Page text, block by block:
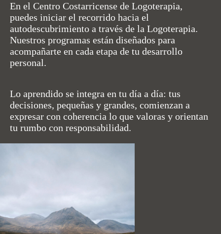
En el Centro Costarricense de Logoterapia,
puedes iniciar el recorrido hacia el
autodescubrimiento a través de la Logoterapia.
Nuestros programas están diseñados para
acompañarte en cada etapa de tu desarrollo
personal.
Lo aprendido se integra en tu día a día: tus
decisiones, pequeñas y grandes, comienzan a
expresar con coherencia lo que valoras y orientan
tu rumbo con responsabilidad.